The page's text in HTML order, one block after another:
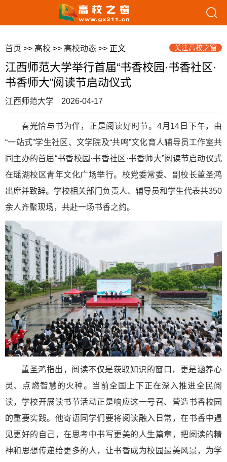
首页 >> 高校 >> 高校动态 >> 正文 关注高校之窗
江西师范大学举行首届“书香校园·书香社区·
书香师大”阅读节启动仪式
江西师范大学 2026-04-17
春光恰与书为伴，正是阅读好时节。4月14日下午，由
“一站式”学生社区、文学院及“共鸣”文化育人辅导员工作室共
同主办的首届“书香校园·书香社区·书香师大”阅读节启动仪式
在瑶湖校区青年文化广场举行。校党委常委、副校长董圣鸿
出席并致辞。学校相关部门负责人、辅导员和学生代表共350
余人齐聚现场，共赴一场书香之约。
董圣鸿指出，阅读不仅是获取知识的窗口，更是涵养心
灵、点燃智慧的火种。当前全国上下正在深入推进全民阅
读，学校开展读书节活动正是响应这一号召、营造书香校园
的重要实践。他寄语同学们要将阅读融入日常，在书香中遇
见更好的自己，在思考中书写更美的人生篇章，把阅读的精
神和思想传递给更多的人，让书香成为校园最美风景，为学